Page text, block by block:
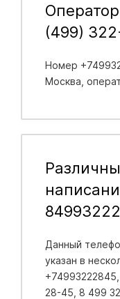
(499)
Номер
Москва ,
Данный
указан в
28-45, 8 499